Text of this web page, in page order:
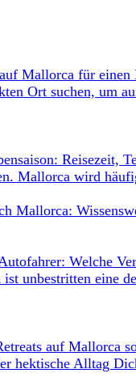
Mallorca für einen
Ort suchen, um
Reisezeit,
Mallorca wird
Welche
unbestritten eine
auf Mallorca
hektische Alltag